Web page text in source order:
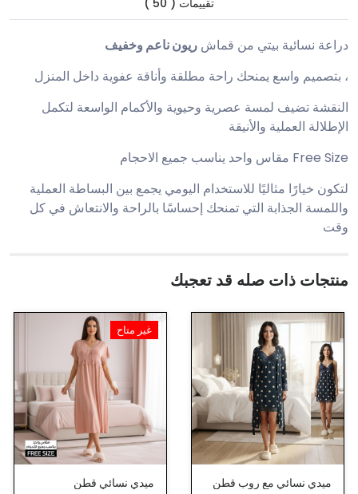
دراعة نسائية بيتي من قماش ريون ناعم وخفيف
، بتصميم واسع يمنحك راحة مطلقة وأناقة عفوية داخل المنزل
النقشة تضيف لمسة عصرية وحيوية والأكمام الواسعة لتكمل
الإطلالة العملية والأنيقة
Free Size مقاس واحد يناسب جميع الاحجام
لتكون خيارًا مثاليًا للاستخدام اليومي يجمع بين البساطة العملية
واللمسة الجذابة التي تمنحك إحساسًا بالراحة والانتعاش في كل
وقت
منتجات ذات صله قد تعجبك
ميدي نسائي مع روب قطن
غير متاح
ميدي نسائي قطن